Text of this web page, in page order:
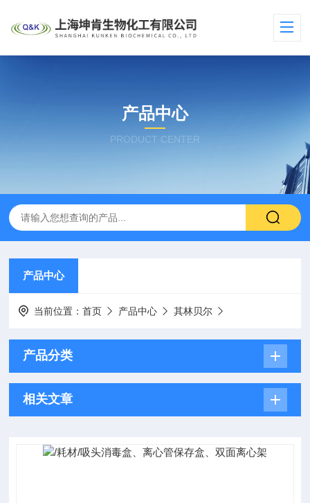
产品中心
PRODUCT CENTER
产品中心
当前位置：首页 产品中心 其林贝尔
产品分类
相关文章